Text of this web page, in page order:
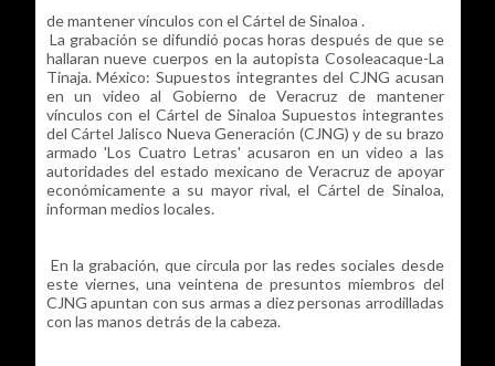
de mantener vínculos con el Cártel de Sinaloa .
La grabación se difundió pocas horas después de que se
hallaran nueve cuerpos en la autopista Cosoleacaque-La
Tinaja. México: Supuestos integrantes del CJNG acusan
en un video al Gobierno de Veracruz de mantener
vínculos con el Cártel de Sinaloa Supuestos integrantes
del Cártel Jalisco Nueva Generación (CJNG) y de su brazo
armado 'Los Cuatro Letras' acusaron en un video a las
autoridades del estado mexicano de Veracruz de apoyar
económicamente a su mayor rival, el Cártel de Sinaloa,
informan medios locales.
En la grabación, que circula por las redes sociales desde
este viernes, una veintena de presuntos miembros del
CJNG apuntan con sus armas a diez personas arrodilladas
con las manos detrás de la cabeza.